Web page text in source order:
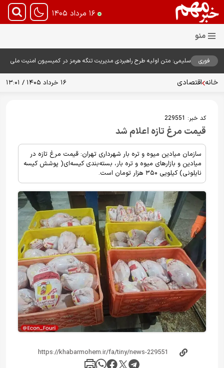
۱۶ مرداد ۱۴۰۵
فوری
سلیمی: متن اولیه طرح راهبردی مدیریت تنگه هرمز در کمیسیون امنیت ملی
خانه اقتصادی ۱۶ خرداد ۱۴۰۵ / ۱۳:۰۱
کد خبر: 229551
قیمت مرغ تازه اعلام شد
سازمان میادین میوه و تره بار شهرداری تهران: قیمت مرغ تازه در
میادین و بازارهای میوه و تره بار، بسته‌بندی کیسه‌ای( پوشش کیسه
نایلونی) کیلویی ۳۵۰ هزار تومان است.